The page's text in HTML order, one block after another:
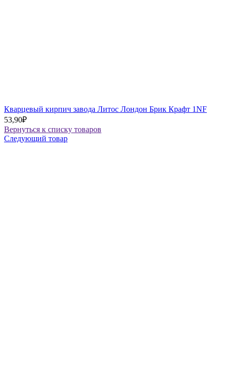
Кварцевый кирпич завода Литос Лондон Брик Крафт 1NF
53,90₽
Вернуться к списку товаров
Следующий товар